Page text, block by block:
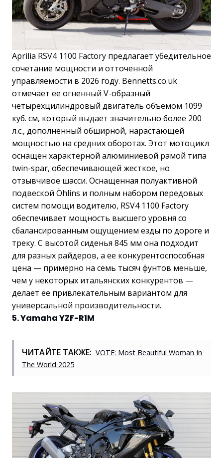
Aprilia RSV4 1100 Factory предлагает убедительное
сочетание мощности и отточенной
управляемости в 2026 году. Bennetts.co.uk
отмечает ее огненный V-образный
четырехцилиндровый двигатель объемом 1099
куб. см, который выдает значительно более 200
л.с., дополненный обширной, нарастающей
мощностью на средних оборотах. Этот мотоцикл
оснащен характерной алюминиевой рамой типа
twin-spar, обеспечивающей жесткое, но
отзывчивое шасси. Оснащенная полуактивной
подвеской Öhlins и полным набором передовых
систем помощи водителю, RSV4 1100 Factory
обеспечивает мощность высшего уровня со
сбалансированным ощущением езды по дороге и
треку. С высотой сиденья 845 мм она подходит
для разных райдеров, а ее конкурентоспособная
цена — примерно на семь тысяч фунтов меньше,
чем у некоторых итальянских конкурентов —
делает ее привлекательным вариантом для
универсальной производительности.
5. Yamaha YZF-R1M
ЧИТАЙТЕ ТАКЖЕ: VOTE: Most Beautiful Woman In
The World 2025